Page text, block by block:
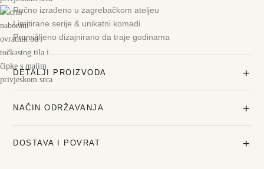
Ručno izrađeno u zagrebačkom ateljeu
Limitirane serije & unikatni komadi
Promišljeno dizajnirano da traje godinama
DETALJI PROIZVODA +
NAČIN ODRŽAVANJA +
DOSTAVA I POVRAT +